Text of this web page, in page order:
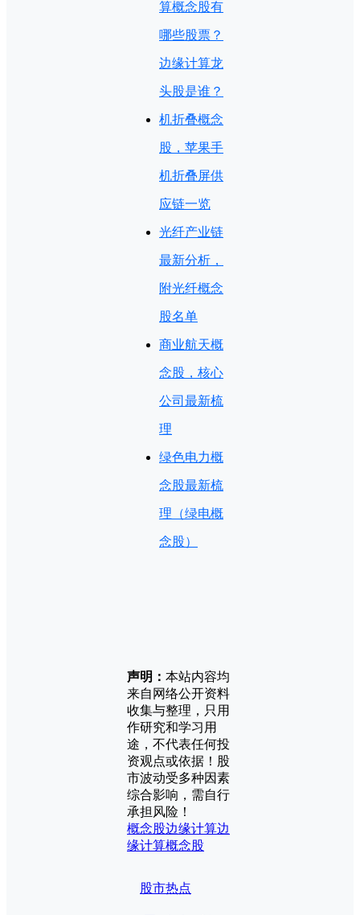
算概念股有
哪些股票？
边缘计算龙
头股是谁？
机折叠概念
股，苹果手
机折叠屏供
应链一览
光纤产业链
最新分析，
附光纤概念
股名单
商业航天概
念股，核心
公司最新梳
理
绿色电力概
念股最新梳
理（绿电概
念股）
声明： 本站内容均
来自网络公开资料
收集与整理，只用
作研究和学习用
途，不代表任何投
资观点或依据！股
市波动受多种因素
综合影响，需自行
承担风险！
概念股边缘计算边
缘计算概念股
股市热点